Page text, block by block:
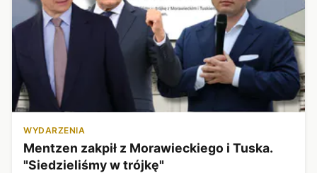
WYDARZENIA
Mentzen zakpił z Morawieckiego i Tuska.
"Siedzieliśmy w trójkę"